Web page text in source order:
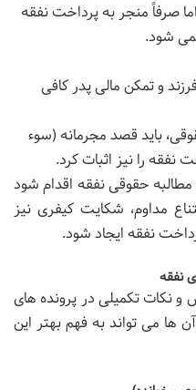
صرفاً منجر به پرداخت نفقه
شود.
و تمکن مالی پدر کافی
باید قصد مجرمانه (سوء
را نیز اثبات کرد.
حقوقی نفقه اقدام شود
مداوم، شکایت کیفری نیز
نفقه ایجاد شود.
نفقه
و نکات تکمیلی در پرونده های
ها می تواند به فهم بهتر این